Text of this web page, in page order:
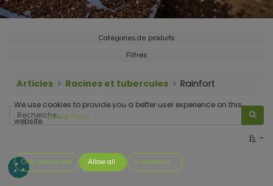
Catégories de produits
Filtres
Articles Racines et tubercules Rainfort
We use cookies to provide you a better user experience on this
website. Cookie Policy
Only essentials Allow all Customize